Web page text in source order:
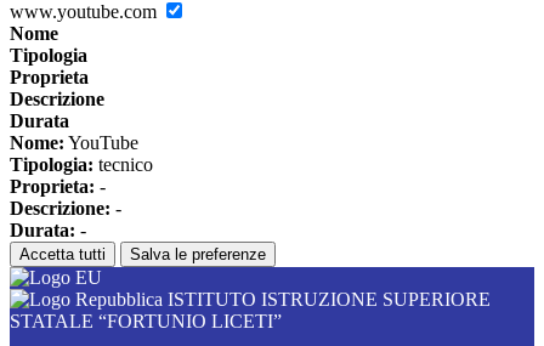
www.youtube.com
Nome
Tipologia
Proprieta
Descrizione
Durata
Nome: YouTube
Tipologia: tecnico
Proprieta: -
Descrizione: -
Durata: -
Accetta tutti Salva le preferenze
ISTITUTO ISTRUZIONE SUPERIORE
STATALE “FORTUNIO LICETI”